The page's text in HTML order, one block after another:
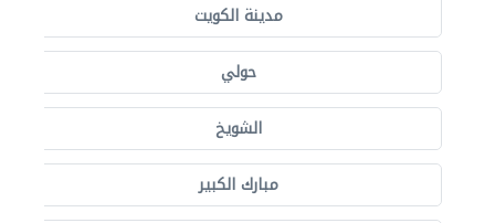
مدينة الكويت
حولي
الشويخ
مبارك الكبير